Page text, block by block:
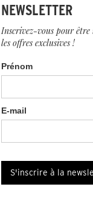
NEWSLETTER
Inscrivez-vous pour
les offres exclusives !
Prénom
E-mail